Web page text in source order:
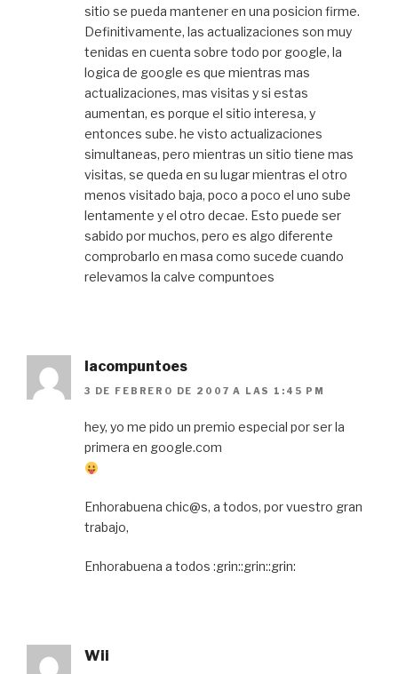
sitio se pueda mantener en una posicion firme.
Definitivamente, las actualizaciones son muy
tenidas en cuenta sobre todo por google, la
logica de google es que mientras mas
actualizaciones, mas visitas y si estas
aumentan, es porque el sitio interesa, y
entonces sube. he visto actualizaciones
simultaneas, pero mientras un sitio tiene mas
visitas, se queda en su lugar mientras el otro
menos visitado baja, poco a poco el uno sube
lentamente y el otro decae. Esto puede ser
sabido por muchos, pero es algo diferente
comprobarlo en masa como sucede cuando
relevamos la calve compuntoes
lacompuntoes
3 DE FEBRERO DE 2007 A LAS 1:45 PM
hey, yo me pido un premio especial por ser la
primera en google.com
Enhorabuena chic@s, a todos, por vuestro gran
trabajo,
Enhorabuena a todos :grin::grin::grin:
Wii